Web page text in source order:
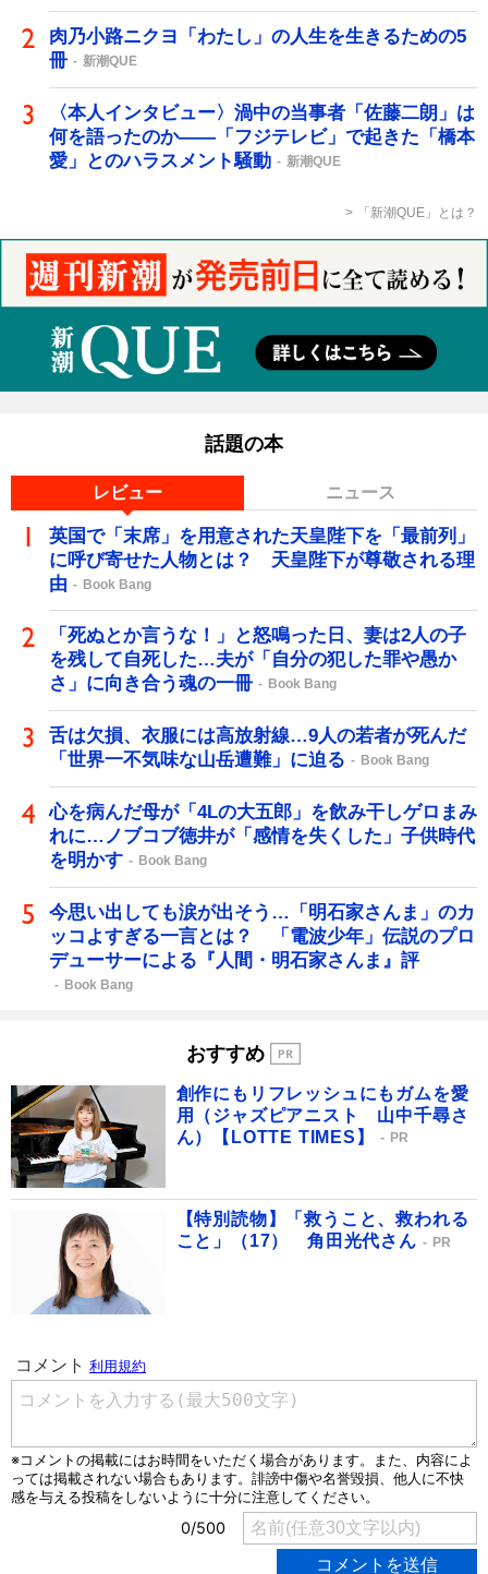
肉乃小路ニクヨ「わたし」の人生を生きるための5
冊
新潮QUE
〈本人インタビュー〉渦中の当事者「佐藤二朗」は
何を語ったのか――「フジテレビ」で起きた「橋本
愛」とのハラスメント騒動
新潮QUE
「新潮QUE」とは？
話題の本
レビュー ニュース
英国で「末席」を用意された天皇陛下を「最前列」
に呼び寄せた人物とは？ 天皇陛下が尊敬される理
由
Book Bang
「死ぬとか言うな！」と怒鳴った日、妻は2人の子
を残して自死した…夫が「自分の犯した罪や愚か
さ」に向き合う魂の一冊
Book Bang
舌は欠損、衣服には高放射線…9人の若者が死んだ
「世界一不気味な山岳遭難」に迫る
Book Bang
心を病んだ母が「4Lの大五郎」を飲み干しゲロまみ
れに…ノブコブ徳井が「感情を失くした」子供時代
を明かす
Book Bang
今思い出しても涙が出そう…「明石家さんま」のカ
ッコよすぎる一言とは？ 「電波少年」伝説のプロ
デューサーによる『人間・明石家さんま』評
Book Bang
おすすめ
創作にもリフレッシュにもガムを愛
用（ジャズピアニスト 山中千尋さ
ん）【LOTTE TIMES】
PR
【特別読物】「救うこと、救われる
こと」（17） 角田光代さん
PR